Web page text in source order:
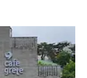
있으며 해변가에서는
가고 싶은 곳입니다.